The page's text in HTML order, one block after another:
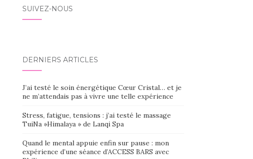
SUIVEZ-NOUS
DERNIERS ARTICLES
J’ai testé le soin énergétique Cœur Cristal… et je
ne m’attendais pas à vivre une telle expérience
Stress, fatigue, tensions : j’ai testé le massage
TuiNa »Himalaya » de Lanqi Spa
Quand le mental appuie enfin sur pause : mon
expérience d’une séance d’ACCESS BARS avec